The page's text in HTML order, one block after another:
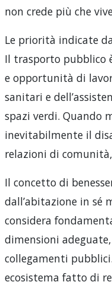
non crede più che
Le priorità indicate
Il trasporto pubblico
e opportunità di
sanitari e
spazi verdi. Quando
inevitabilmente il
relazioni di
Il concetto di
dall’abitazione in sé
considera
dimensioni adeguate,
collegamenti
ecosistema fatto di